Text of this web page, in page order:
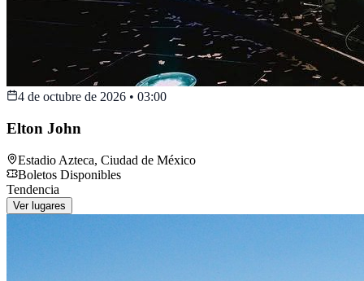
4 de octubre de 2026 • 03:00
Elton John
Estadio Azteca, Ciudad de México
Boletos Disponibles
Tendencia
Ver lugares